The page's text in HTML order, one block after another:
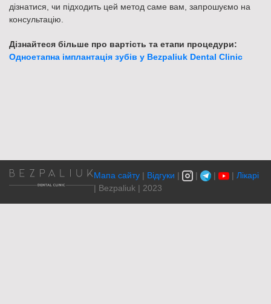
дізнатися, чи підходить цей метод саме вам, запрошуємо на
консультацію.
Дізнайтеся більше про вартість та етапи процедури:
Одноетапна імплантація зубів у Bezpaliuk Dental Clinic
Мапа сайту | Відгуки | | | | Лікарі
| Bezpaliuk | 2023